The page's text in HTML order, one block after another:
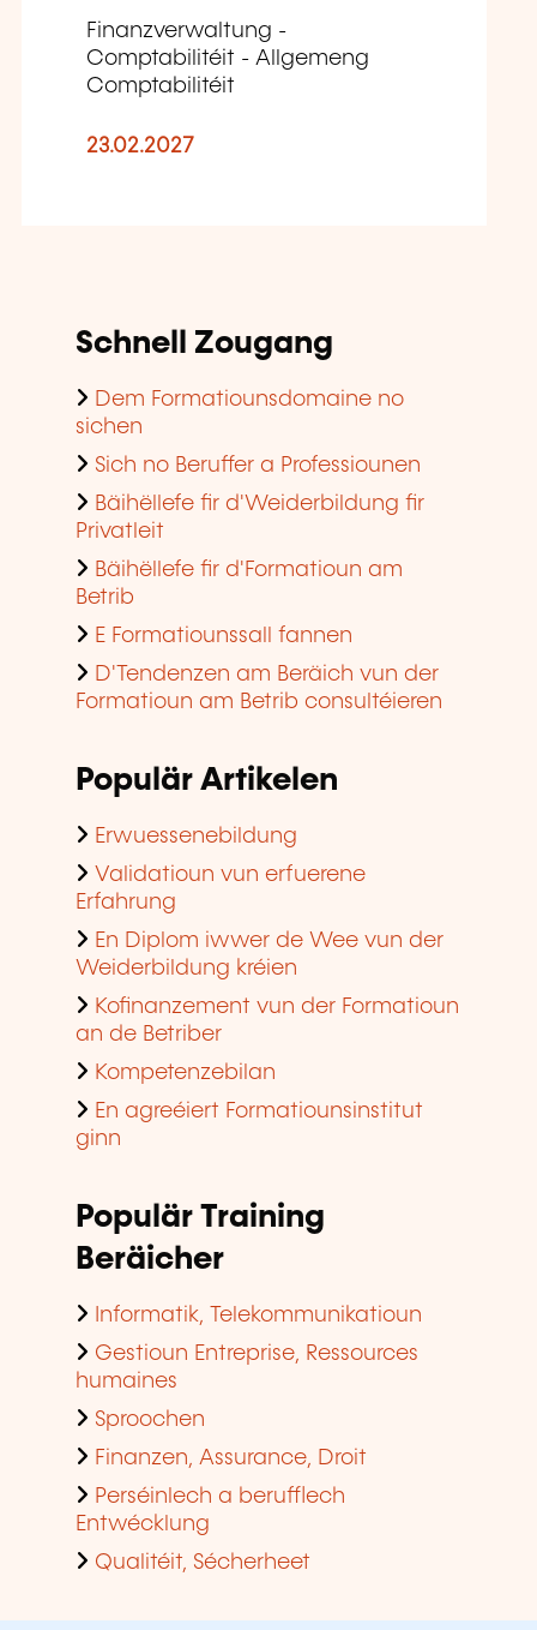
Finanzverwaltung -
Comptabilitéit - Allgemeng
Comptabilitéit
23.02.2027
Schnell Zougang
Dem Formatiounsdomaine no
sichen
Sich no Beruffer a Professiounen
Bäihëllefe fir d'Weiderbildung fir
Privatleit
Bäihëllefe fir d'Formatioun am
Betrib
E Formatiounssall fannen
D'Tendenzen am Beräich vun der
Formatioun am Betrib consultéieren
Populär Artikelen
Erwuessenebildung
Validatioun vun erfuerene
Erfahrung
En Diplom iwwer de Wee vun der
Weiderbildung kréien
Kofinanzement vun der Formatioun
an de Betriber
Kompetenzebilan
En agreéiert Formatiounsinstitut
ginn
Populär Training
Beräicher
Informatik, Telekommunikatioun
Gestioun Entreprise, Ressources
humaines
Sproochen
Finanzen, Assurance, Droit
Perséinlech a berufflech
Entwécklung
Qualitéit, Sécherheet